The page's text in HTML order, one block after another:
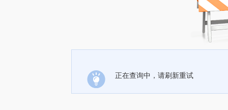
正在查询中，请刷新重试